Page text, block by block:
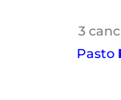
3
Pasto